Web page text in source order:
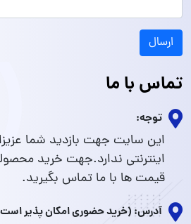
ارسال
تماس با ما
توجه:
این سایت جهت بازدید شما
اینترنتی ندارد.جهت خرید
قیمت ها با ما تماس بگیرید.
آدرس: (خرید حضوری امکان پذیر